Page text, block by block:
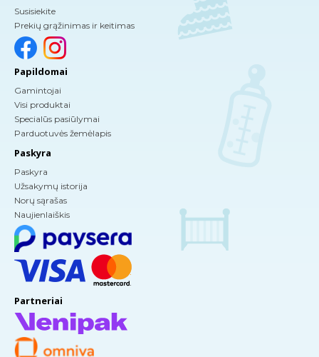
Susisiekite
Prekių grąžinimas ir keitimas
Papildomai
Gamintojai
Visi produktai
Specialūs pasiūlymai
Parduotuvės žemėlapis
Paskyra
Paskyra
Užsakymų istorija
Norų sąrašas
Naujienlaiškis
Partneriai